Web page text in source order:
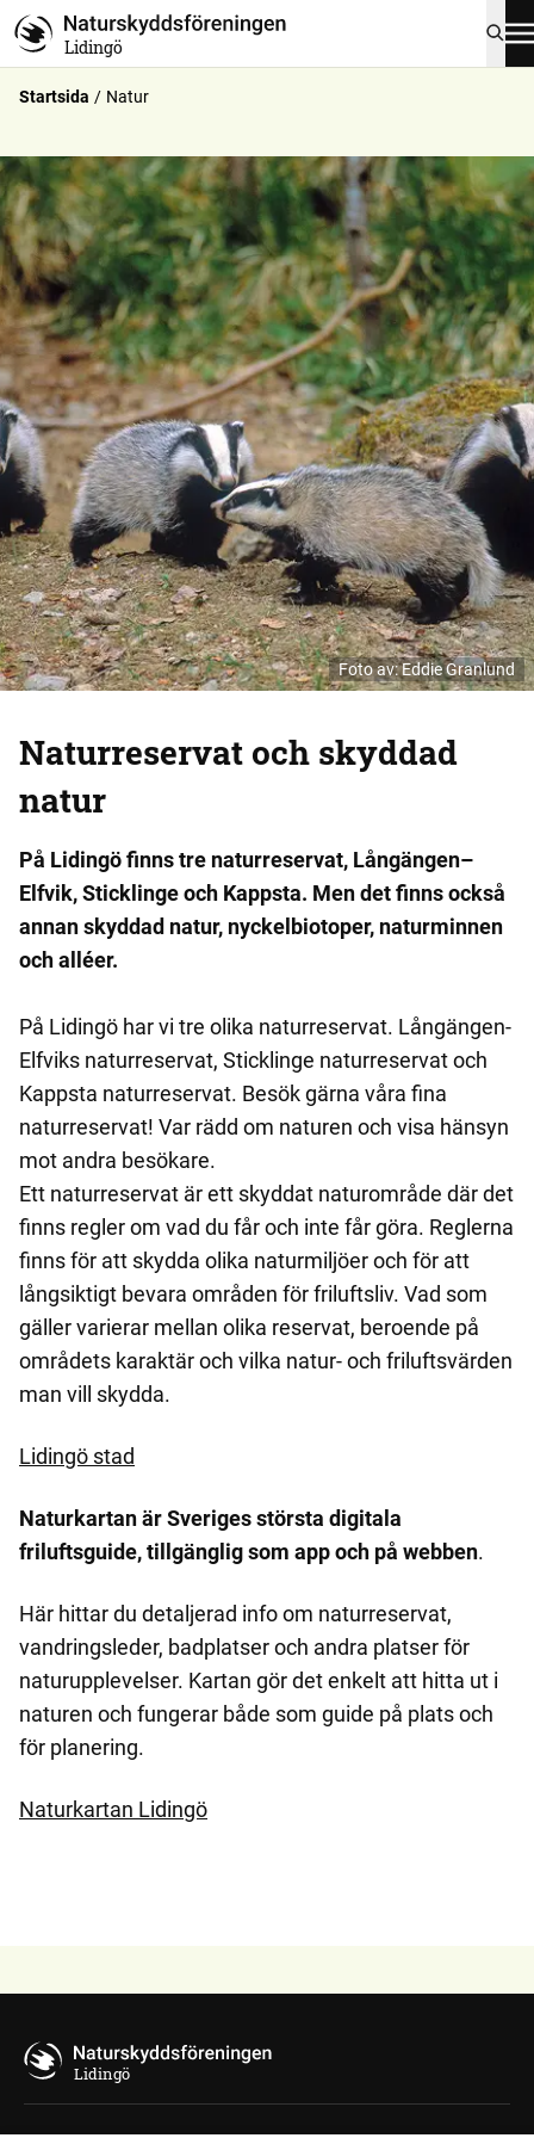
Lidingö
Startsida Natur
Foto av:Eddie Granlund
Naturreservat och skyddad
natur
På Lidingö finns tre naturreservat, Långängen–
Elfvik, Sticklinge och Kappsta. Men det finns också
annan skyddad natur, nyckelbiotoper, naturminnen
och alléer.
På Lidingö har vi tre olika naturreservat. Långängen-
Elfviks naturreservat, Sticklinge naturreservat och
Kappsta naturreservat. Besök gärna våra fina
naturreservat! Var rädd om naturen och visa hänsyn
mot andra besökare.
Ett naturreservat är ett skyddat naturområde där det
finns regler om vad du får och inte får göra. Reglerna
finns för att skydda olika naturmiljöer och för att
långsiktigt bevara områden för friluftsliv. Vad som
gäller varierar mellan olika reservat, beroende på
områdets karaktär och vilka natur- och friluftsvärden
man vill skydda.
Lidingö stad
Naturkartan är Sveriges största digitala
friluftsguide, tillgänglig som app och på webben.
Här hittar du detaljerad info om naturreservat,
vandringsleder, badplatser och andra platser för
naturupplevelser. Kartan gör det enkelt att hitta ut i
naturen och fungerar både som guide på plats och
för planering.
Naturkartan Lidingö
Lidingö